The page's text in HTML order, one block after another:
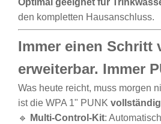
Optimal geeignet für
den kompletten Hausanschluss.
Immer einen Schritt
erweiterbar. Immer
Was heute reicht, muss morgen
ist die WPA 1" PUNK
🔹
Multi-Control-Kit: